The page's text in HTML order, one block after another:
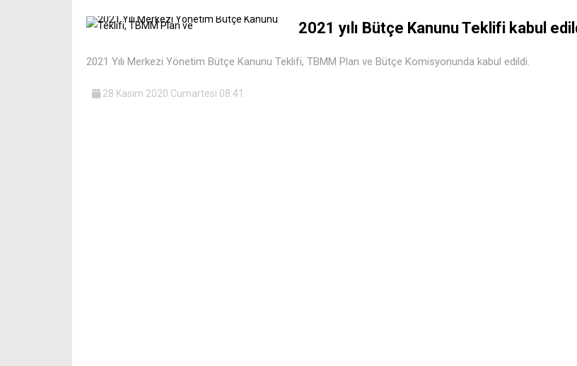
2021 yılı Bütçe Kanunu Teklifi kabul
2021 Yılı Merkezi Yönetim Bütçe Kanunu Teklifi, TBMM Plan ve Bütçe Komisyonunda kabul edildi.
28 Kasım 2020 Cumartesi 08:41